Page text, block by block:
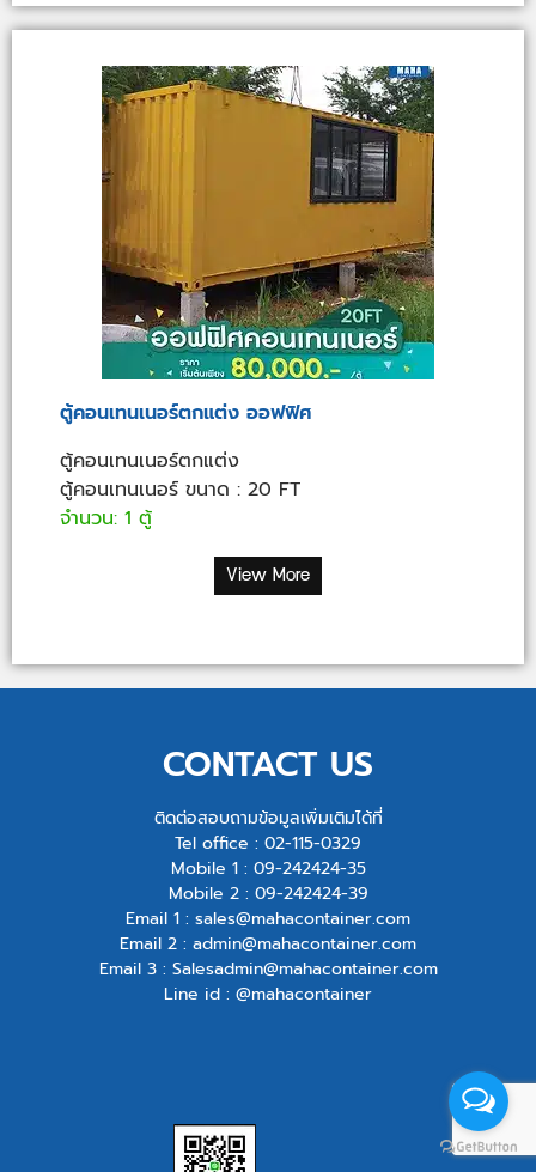
ตู้คอนเทนเนอร์ตกแต่ง ออฟฟิศ
ตู้คอนเทนเนอร์ตกแต่ง
ตู้คอนเทนเนอร์ ขนาด : 20 FT
จำนวน: 1 ตู้
View More
CONTACT US
ติดต่อสอบถามข้อมูลเพิ่มเติมได้ที่
Tel office : 02-115-0329
Mobile 1 : 09-242424-35
Mobile 2 : 09-242424-39
Email 1 : sales@mahacontainer.com
Email 2 : admin@mahacontainer.com
Email 3 : Salesadmin@mahacontainer.com
Line id : @mahacontainer